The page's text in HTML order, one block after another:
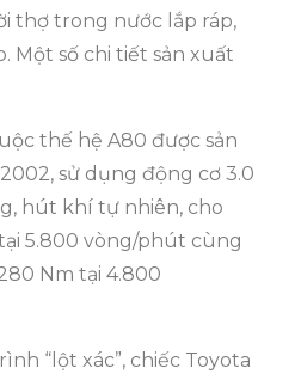
thợ trong nước lắp ráp,
Một số chi tiết sản xuất
thế hệ A80 được sản
sử dụng động cơ 3.0
hút khí tự nhiên, cho
5.800 vòng/phút cùng
Nm tại 4.800
“lột xác”, chiếc Toyota